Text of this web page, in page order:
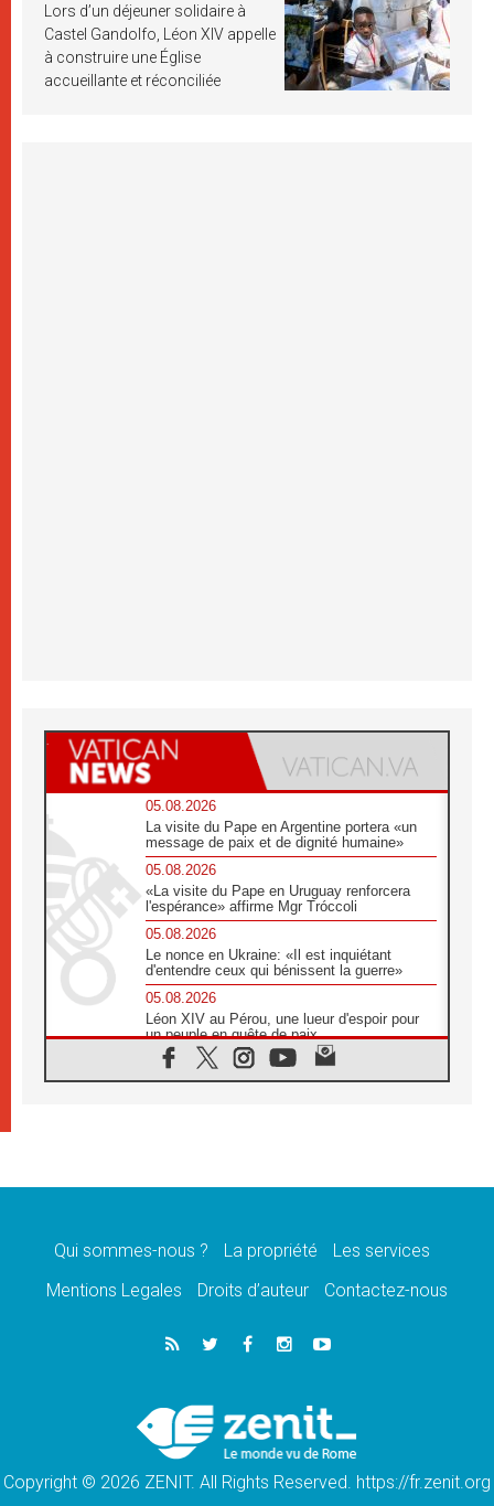
Lors d’un déjeuner solidaire à
Castel Gandolfo, Léon XIV appelle
à construire une Église
accueillante et réconciliée
05.08.2026
La visite du Pape en Argentine portera «un
message de paix et de dignité humaine»
05.08.2026
«La visite du Pape en Uruguay renforcera
l'espérance» affirme Mgr Tróccoli
05.08.2026
Le nonce en Ukraine: «Il est inquiétant
d'entendre ceux qui bénissent la guerre»
05.08.2026
Léon XIV au Pérou, une lueur d'espoir pour
un peuple en quête de paix
05.08.2026
SCEAM: L'Église en Afrique vers
en Argentine et au Pérou
Audience générale: la prière est un acte
04.08.2026
Léon XIV invite les Chevaliers de Colomb à
Au Nigéria, attaques d'église, meurtre et
enlèvements de religieux suscitent l'émotion
Qui sommes-nous ? La propriété
Les services
Mentions Legales
Droits d’auteur Contactez-nous
Copyright © 2026 ZENIT. All Rights Reserved. https://fr.zenit.org